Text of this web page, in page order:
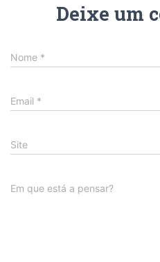
Deixe um
Nome *
Email *
Site
Em que está a pensar?